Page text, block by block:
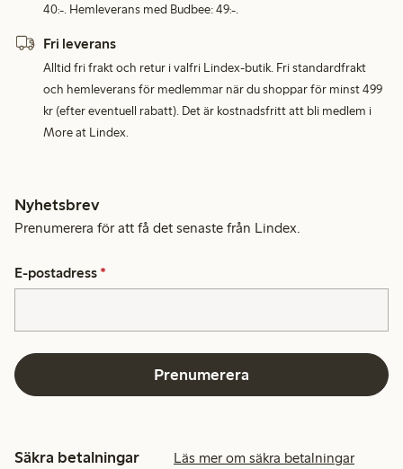
40:-. Hemleverans med Budbee: 49:-.
Fri leverans
Alltid fri frakt och retur i valfri Lindex-butik. Fri standardfrakt
och hemleverans för medlemmar när du shoppar för minst 499
kr (efter eventuell rabatt). Det är kostnadsfritt att bli medlem i
More at Lindex.
Nyhetsbrev
Prenumerera för att få det senaste från Lindex.
E-postadress *
Prenumerera
Säkra betalningar Läs mer om säkra betalningar